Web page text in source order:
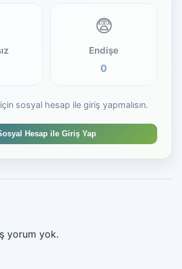
😨
Endişe
0
sosyal hesap ile giriş yapmalısın.
Hesap ile Giriş Yap
yorum yok.